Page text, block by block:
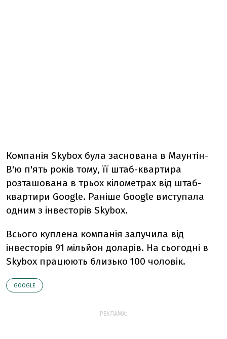
Компанія Skybox була заснована в Маунтін-
В'ю п'ять років тому, її штаб-квартира
розташована в трьох кілометрах від штаб-
квартири Google. Раніше Google виступала
одним з інвесторів Skybox.
Всього куплена компанія залучила від
інвесторів 91 мільйон доларів. На сьогодні в
Skybox працюють близько 100 чоловік.
GOOGLE
РЕКЛАМА: